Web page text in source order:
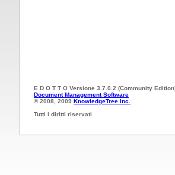
E D O T T O Versione 3.7.0.2 (Community
Document Management Software
© 2008, 2009 KnowledgeTree Inc.
Tutti i diritti riservati